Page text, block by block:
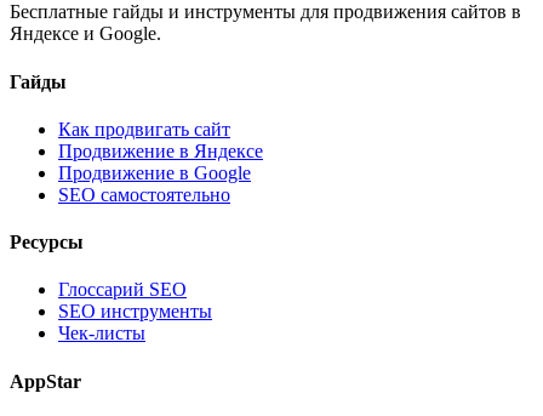
Бесплатные гайды и инструменты для продвижения сайтов в
Яндексе и Google.
Гайды
Как продвигать сайт
Продвижение в Яндексе
Продвижение в Google
SEO самостоятельно
Ресурсы
Глоссарий SEO
SEO инструменты
Чек-листы
AppStar